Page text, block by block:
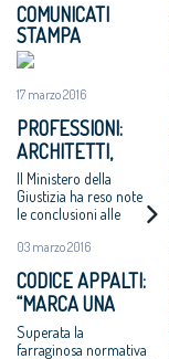
COMUNICATI
STAMPA
17 marzo 2016
PROFESSIONI:
ARCHITETTI,
ELETTO IL NUOVO
CONSIGLIO
NAZIONALE
Il Ministero della
Giustizia ha reso note
le conclusioni alle
Commissione
appositamente
costituita per la
delle elezioni per il
03 marzo 2016
CODICE APPALTI:
“MARCA UNA
SIGNIFICATIVA
DISCONTINUITÀ”
Superata la
farraginosa normativa